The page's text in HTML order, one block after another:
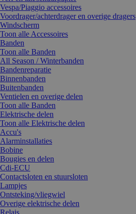
Vespa/Piaggio accessoires
Voordrager/achterdrager en overige dragers
Windscherm
Toon alle Accessoires
Banden
Toon alle Banden
All Season / Winterbanden
Bandenreparatie
Binnenbanden
Buitenbanden
Ventielen en overige delen
Toon alle Banden
Elektrische delen
Toon alle Elektrische delen
Accu's
Alarminstallaties
Bobine
Bougies en delen
Cdi-ECU
Contactsloten en stuursloten
Lampjes
Ontsteking/vliegwiel
Overige elektrische delen
Relais